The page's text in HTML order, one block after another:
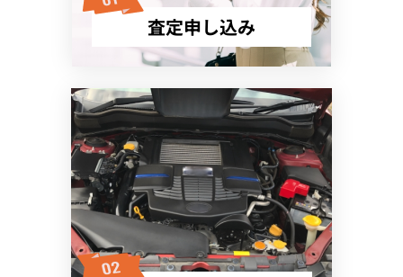
査定申し込み